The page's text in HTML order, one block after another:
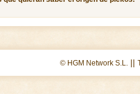
© HGM Network S.L. ||